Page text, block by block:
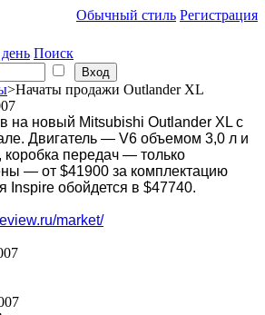
Обычный стиль Регистрация
Поиск
>Начаты продажи Outlander XL
на новый Mitsubishi Outlander XL с
Двигатель — V6 объемом 3,0 л и
передач — только
— от $41900 за комплектацию
Inspire обойдется в $47740.
market/